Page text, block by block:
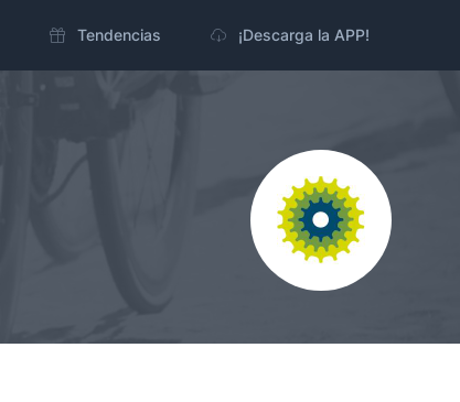
Tendencias ¡Descarga la APP!